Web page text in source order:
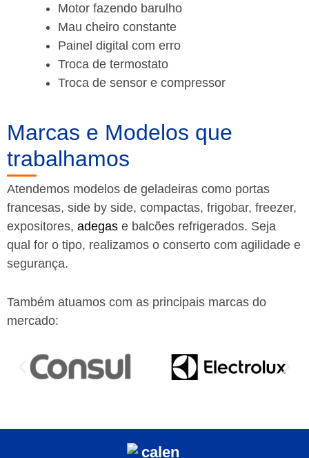
Motor fazendo barulho
Mau cheiro constante
Painel digital com erro
Troca de termostato
Troca de sensor e compressor
Marcas e Modelos que
trabalhamos
Atendemos modelos de geladeiras como portas
francesas, side by side, compactas, frigobar, freezer,
expositores, adegas e balcões refrigerados. Seja
qual for o tipo, realizamos o conserto com agilidade e
segurança.
Também atuamos com as principais marcas do
mercado: